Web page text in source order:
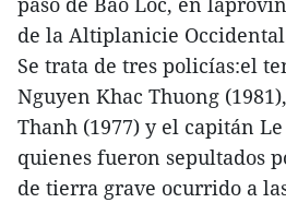
de la Altiplanicie
Se trata de tres policías:el
Nguyen Khac Thuong
Thanh (1977) y el capitán
quienes fueron sepultados
de tierra grave ocurrido a